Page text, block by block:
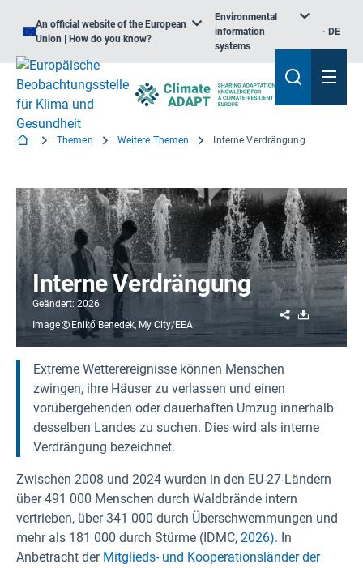
An official website of the European
Union | How do you know?
Environmental
information
systems
DE
Themen Weitere Themen Interne Verdrängung
Interne Verdrängung
Geändert: 2026
Image
Enikő Benedek, My City/EEA
ShareDownload
Extreme Wetterereignisse können Menschen
zwingen, ihre Häuser zu verlassen und einen
vorübergehenden oder dauerhaften Umzug innerhalb
desselben Landes zu suchen. Dies wird als interne
Verdrängung bezeichnet.
Zwischen 2008 und 2024 wurden in den EU-27-Ländern
über 491 000 Menschen durch Waldbrände intern
vertrieben, über 341 000 durch Überschwemmungen und
mehr als 181 000 durch Stürme (IDMC, 2026). In
Anbetracht der Mitglieds- und Kooperationsländer der